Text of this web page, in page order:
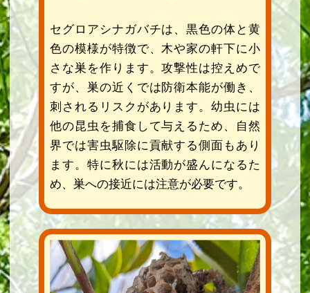
セグロアシナガバチは、黒色の体と黄
色の模様が特徴で、木や家の軒下に小
さな巣を作ります。攻撃性は控えめで
すが、巣の近くでは防衛本能が働き、
刺されるリスクがあります。幼虫には
他の昆虫を捕食して与えるため、自然
界では害虫駆除に貢献する側面もあり
ます。特に秋には活動が盛んになるた
め、巣への接近には注意が必要です。